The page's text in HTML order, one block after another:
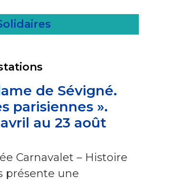
de Sévigné.
parisiennes ».
avril au 23 août
Carnavalet – Histoire
présente une